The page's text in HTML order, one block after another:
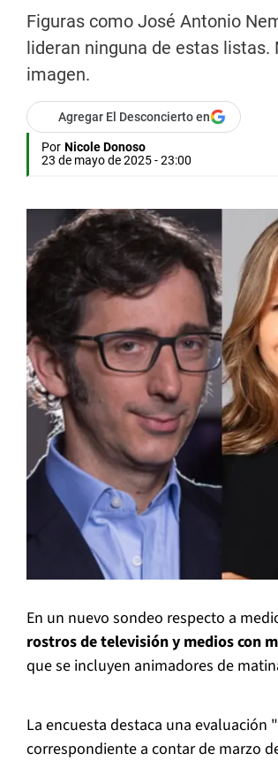
Figuras como José Antonio
lideran ninguna de estas
imagen.
Agregar El Desconcierto en
Por Nicole Donoso
23 de mayo de 2025 - 23:00
En un nuevo sondeo respecto a
rostros de televisión y medios con
que se incluyen animadores de
La encuesta destaca una
correspondiente a contar de marzo